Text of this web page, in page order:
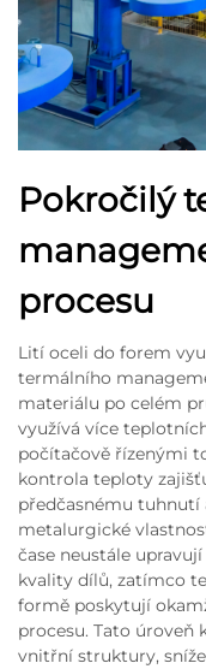
Pokročilý
procesu
Lití oceli do forem
termálního
materiálu po celém
využívá více
počítačově řízenými
kontrola teploty
předčasnému tuhnutí
metalurgické
čase neustále
kvality dílů, zatímco
formě poskytují
procesu. Tato úroveň
vnitřní struktury,